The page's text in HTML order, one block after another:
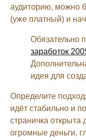
аудиторию, можно
(уже платный) и
Обязательно
заработок
идея для
Определите
идёт стабильно и
страничка открыта
огромные деньги,